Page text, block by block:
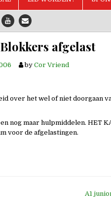
afgelast
by Cor Vriend
over het wel of niet doorgaan
nog maar hulpmiddelen. HET
voor de afgelastingen.
A1